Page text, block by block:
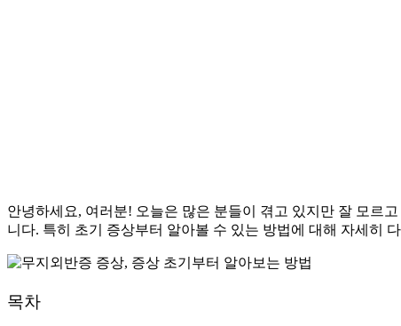
안녕하세요, 여러분! 오늘은 많은 분들이 겪고 있지만 잘 모르
니다. 특히 초기 증상부터 알아볼 수 있는 방법에 대해 자세히
목차